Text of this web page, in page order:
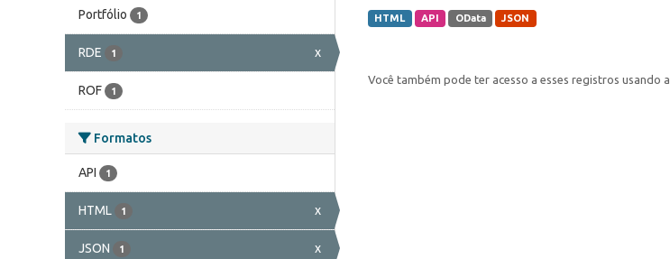
Portfólio 1
RDE 1 x
ROF 1
Formatos
API 1
HTML 1 x
JSON 1 x
HTML API OData JSON
Você também pode ter acesso a esses registros usando a